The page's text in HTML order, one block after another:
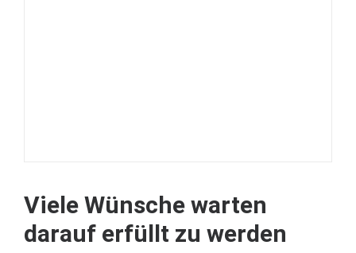
Viele Wünsche warten
darauf erfüllt zu werden